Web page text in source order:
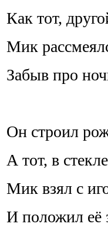
Как тот,
Мик
Забыв про
Он строил
А тот, в
Мик взял с
И положил её